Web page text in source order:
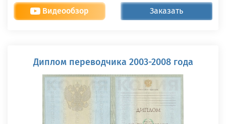
Видеообзор Заказать
Диплом переводчика 2003-2008 года